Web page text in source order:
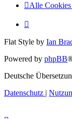
Alle Cookies
Flat Style by Ian
Powered by phpBB
Deutsche
Datenschutz |